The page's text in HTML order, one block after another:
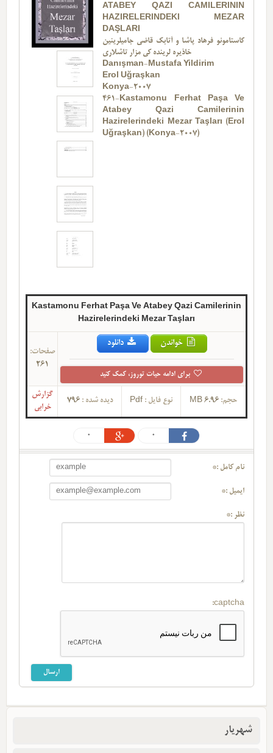
ATABEY QAZI CAMILERININ
HAZIRELERINDEKI MEZAR
DAŞLARI
کاستامونو فرهاد پاشا و آتابك قاضی جامیلرینین
خاذیره لرینده کی مزار تاشلاری
Danışman-Mustafa Yildirim
Erol Uğraşkan
Konya-2007
461-Kastamonu Ferhat Paşa Ve
Atabey Qazi Camilerinin
Hazirelerindeki Mezar Taşları (Erol
Uğraşkan) (Konya-2007)
Kastamonu Ferhat Paşa Ve Atabey Qazi Camilerinin
Hazirelerindeki Mezar Taşları
خواندن دانلود
برای ادامه حیات توروز، کمک کنید
صفحات:
261
حجم: 6.96 MB نوع فایل : Pdf دیده شده :796
گزارش
خرابی
0
0
نام کامل :*
ایمیل :*
نظر :*
captcha:
شهریار